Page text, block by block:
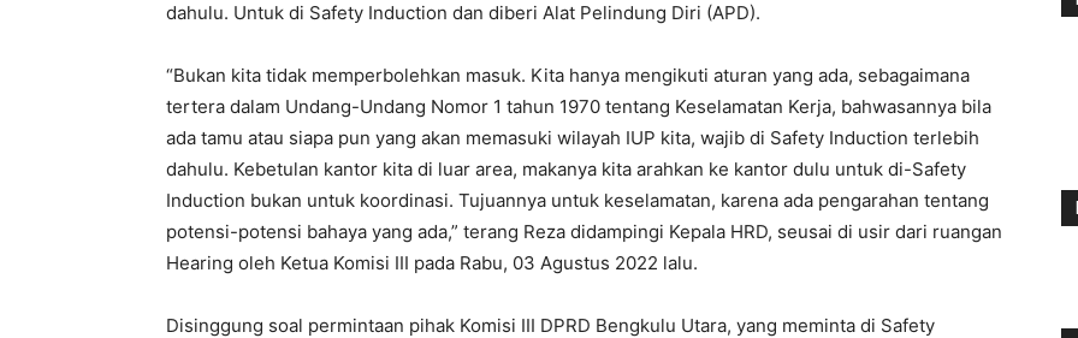
dahulu. Untuk di Safety Induction dan diberi Alat Pelindung Diri (APD).
“Bukan kita tidak memperbolehkan masuk. Kita hanya mengikuti aturan yang ada, sebagaimana
tertera dalam Undang-Undang Nomor 1 tahun 1970 tentang Keselamatan Kerja, bahwasannya bila
ada tamu atau siapa pun yang akan memasuki wilayah IUP kita, wajib di Safety Induction terlebih
dahulu. Kebetulan kantor kita di luar area, makanya kita arahkan ke kantor dulu untuk di-Safety
Induction bukan untuk koordinasi. Tujuannya untuk keselamatan, karena ada pengarahan tentang
potensi-potensi bahaya yang ada,” terang Reza didampingi Kepala HRD, seusai di usir dari ruangan
Hearing oleh Ketua Komisi III pada Rabu, 03 Agustus 2022 lalu.
Disinggung soal permintaan pihak Komisi III DPRD Bengkulu Utara, yang meminta di Safety